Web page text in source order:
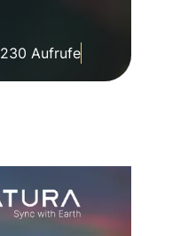
230 Aufrufe